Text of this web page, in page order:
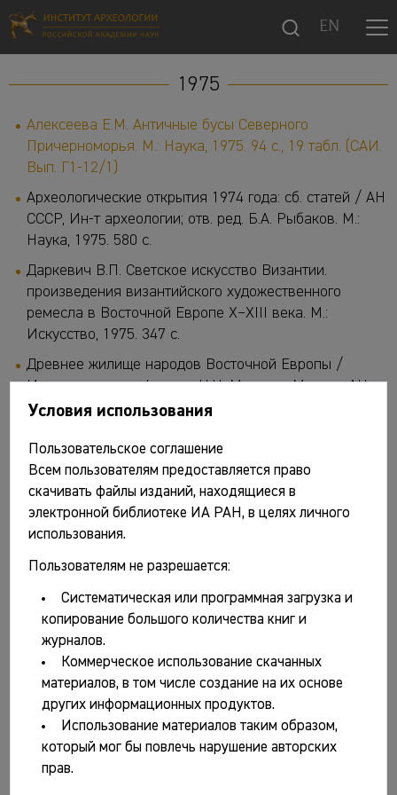
EN
1975
Алексеева Е.М. Античные бусы Северного
Причерноморья. М.: Наука, 1975. 94 с., 19 табл. (САИ.
Вып. Г1-12/1)
Археологические открытия 1974 года: сб. статей / АН
СССР, Ин-т археологии; отв. ред. Б.А. Рыбаков. М.:
Наука, 1975. 580 с.
Даркевич В.П. Светское искусство Византии.
произведения византийского художественного
ремесла в Восточной Европе X–XIII века. М.:
Искусство, 1975. 347 с.
Древнее жилище народов Восточной Европы /
Институт этнографии им. Н.Н. Миклухо-Маклая АН
СССР; отв. ред. М.Г. Рабинович; авторы: Л.Г. Нечаева,
Рабинович, Н.П. Приходько, В.В. Седов. М.: Наука,
1975. 304 с.
Каменецкий И.С., Маршак Б.И., Шер Я.А. Анализ
археологических источников (возможности
формализованного подхода) / Государственный
Эрмитаж. М.: Наука, 1975.178 с.
Краткие сообщения Института археологии. Вып. 141.
Каменный век / Отв. ред. И.Т. Кругликова. М.: Наука,
1975. 120 с.
Краткие сообщения Института археологии. Вып. 142.
Памятники эпохи бронзы и раннего железа / Отв.
ред. И.Т. Кругликова. М.: Наука, 1975. 128 с.
Краткие сообщения Института археологии. Вып. 143.
Античная археология / Отв. ред. И.Т. Кругликова. М.:
Условия использования
Пользовательское соглашение
Всем пользователям предоставляется право
скачивать файлы изданий, находящиеся в
электронной библиотеке ИА РАН, в целях личного
использования.
Пользователям не разрешается:
Систематическая или программная загрузка и
копирование большого количества книг и
журналов.
Коммерческое использование скачанных
материалов, в том числе создание на их основе
других информационных продуктов.
Использование материалов таким образом,
который мог бы повлечь нарушение авторских
прав.